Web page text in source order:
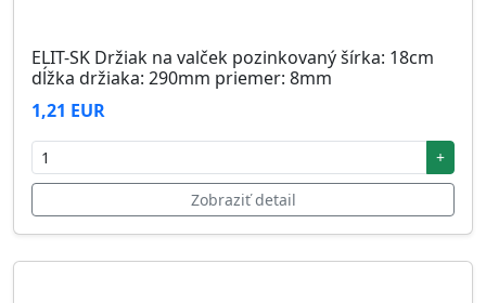
ELIT-SK Držiak na valček pozinkovaný šírka: 18cm
dĺžka držiaka: 290mm priemer: 8mm
1,21 EUR
+
Zobraziť detail